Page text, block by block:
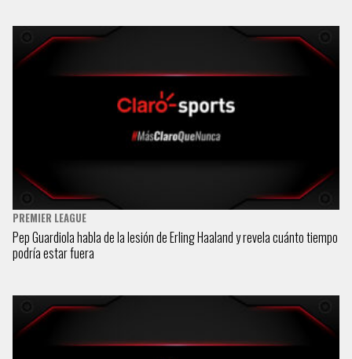
PREMIER LEAGUE
Pep Guardiola habla de la lesión de Erling Haaland y revela cuánto tiempo
podría estar fuera